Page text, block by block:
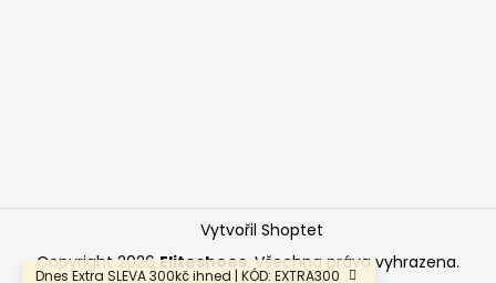
Dnes Extra SLEVA 300kč ihned | KÓD: EXTRA300
Vytvořil Shoptet
Copyright 2026Eliteshoes. Všechna práva vyhrazena.